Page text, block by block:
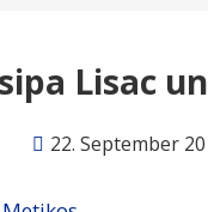
Lisac
22. September